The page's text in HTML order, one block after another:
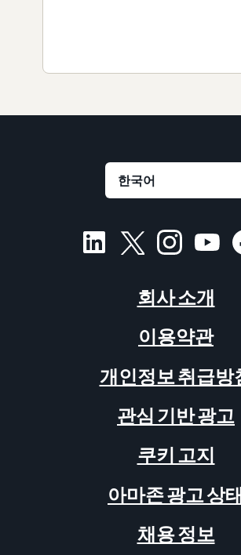
회사 소개
이용약관
개인정보 취급방
관심 기반 광고
쿠키 고지
아마존 광고 상
채용 정보